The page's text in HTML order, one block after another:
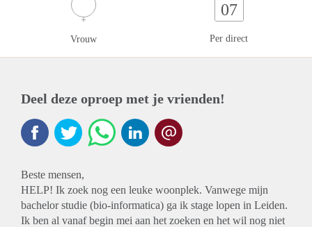
Vrouw
07
Per direct
Deel deze oproep met je vrienden!
Beste mensen,
HELP! Ik zoek nog een leuke woonplek. Vanwege mijn
bachelor studie (bio-informatica) ga ik stage lopen in Leiden.
Ik ben al vanaf begin mei aan het zoeken en het wil nog niet